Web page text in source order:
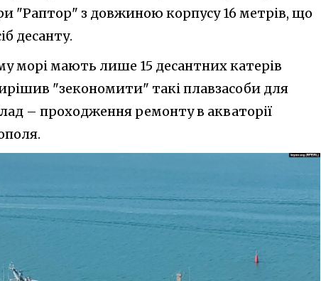
"Раптор" з довжиною корпусу 16 метрів, що
десанту.
морі мають лише 15 десантних катерів
"зекономити" такі плавзасоби для
– проходження ремонту в акваторії